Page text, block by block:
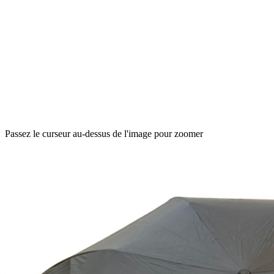
Passez le curseur au-dessus de l'image pour zoomer